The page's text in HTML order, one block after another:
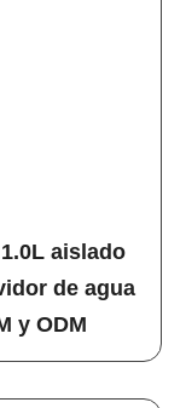
aislado
de agua
y ODM